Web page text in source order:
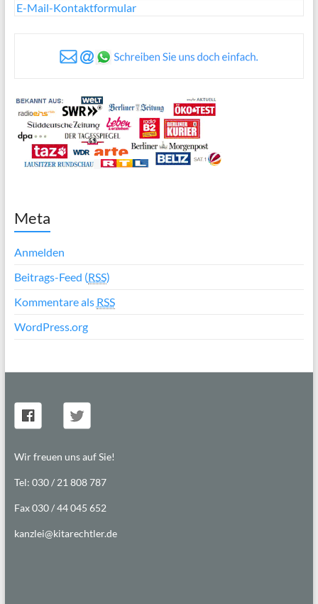
E-Mail-Kontaktformular
Meta
Anmelden
Beitrags-Feed (RSS)
Kommentare als RSS
WordPress.org
Wir freuen uns auf Sie!
Tel: 030 / 21 808 787
Fax 030 / 44 045 652
kanzlei@kitarechtler.de